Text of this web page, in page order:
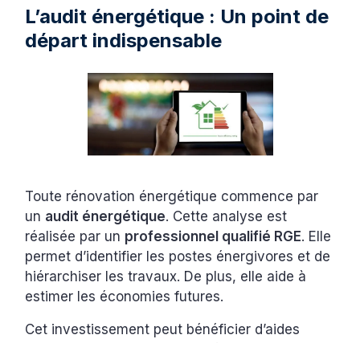
L’audit énergétique : Un point de
départ indispensable
Toute rénovation énergétique commence par
un audit énergétique. Cette analyse est
réalisée par un professionnel qualifié RGE. Elle
permet d’identifier les postes énergivores et de
hiérarchiser les travaux. De plus, elle aide à
estimer les économies futures.
Cet investissement peut bénéficier d’aides